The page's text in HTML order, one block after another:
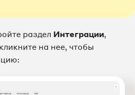
раздел Интеграции,
на нее, чтобы